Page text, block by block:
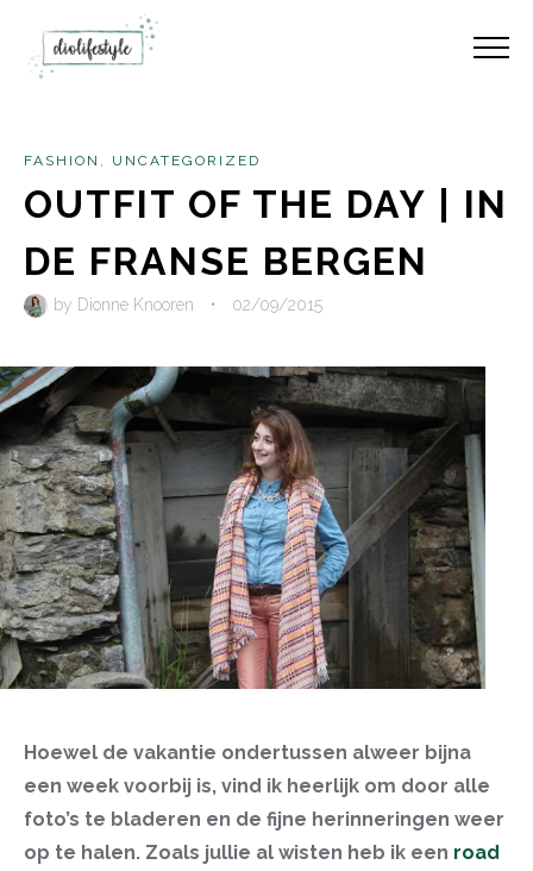
FASHION , UNCATEGORIZED
OUTFIT OF THE DAY | IN
DE FRANSE BERGEN
by Dionne Knooren • 02/09/2015
Hoewel de vakantie ondertussen alweer bijna
een week voorbij is, vind ik heerlijk om door alle
foto’s te bladeren en de fijne herinneringen weer
op te halen. Zoals jullie al wisten heb ik een road